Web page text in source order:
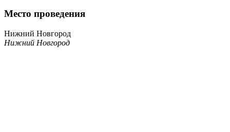
Место проведения
Нижний Новгород
Нижний Новгород